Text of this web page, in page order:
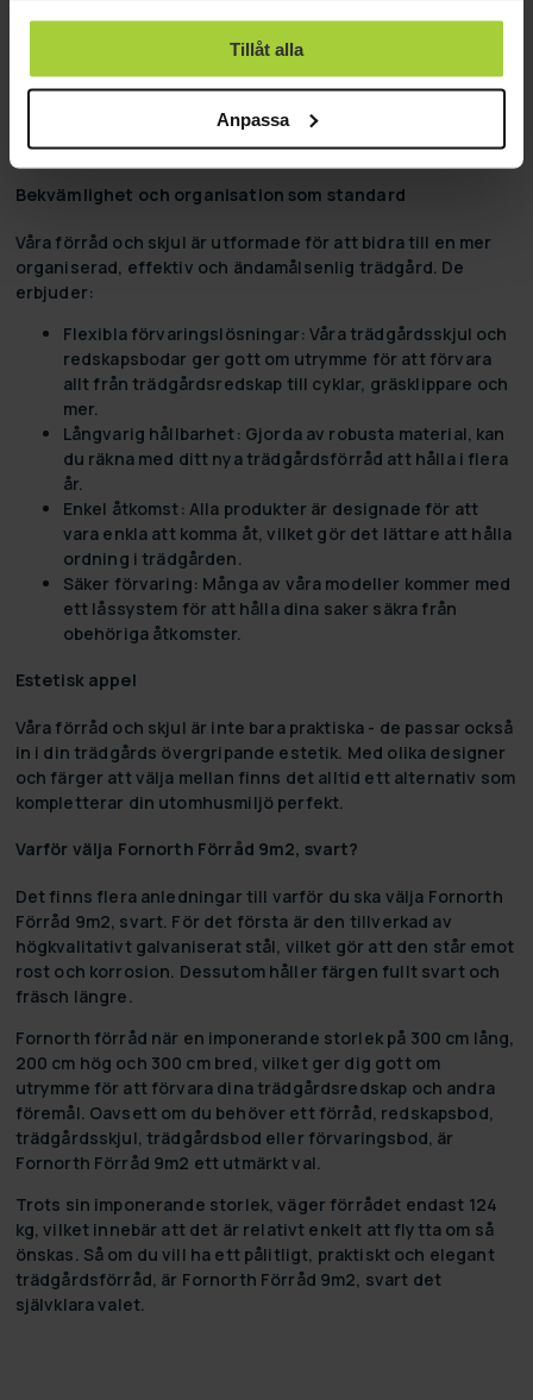
använt deras tjänster.
Tillåt alla
Anpassa
Med ett förråd eller en redskapsbod från vårt sortiment kan
du utnyttja din utomhusutrymme till fullo. Vare sig du
behöver trädgårdsbod, redskapsbod, trädgårdsförråd eller
förvaringsbod, vi erbjuder en rad olika stilar och storlekar
för att matcha alla ändamål och ästetiska behov.
Bekvämlighet och organisation som standard
Våra förråd och skjul är utformade för att bidra till en mer
organiserad, effektiv och ändamålsenlig trädgård. De
erbjuder:
Flexibla förvaringslösningar: Våra trädgårdsskjul och
redskapsbodar ger gott om utrymme för att förvara
allt från trädgårdsredskap till cyklar, gräsklippare och
mer.
Långvarig hållbarhet: Gjorda av robusta material, kan
du räkna med ditt nya trädgårdsförråd att hålla i flera
år.
Enkel åtkomst: Alla produkter är designade för att
vara enkla att komma åt, vilket gör det lättare att hålla
ordning i trädgården.
Säker förvaring: Många av våra modeller kommer med
ett låssystem för att hålla dina saker säkra från
obehöriga åtkomster.
Estetisk appel
Våra förråd och skjul är inte bara praktiska - de passar också
in i din trädgårds övergripande estetik. Med olika designer
och färger att välja mellan finns det alltid ett alternativ som
kompletterar din utomhusmiljö perfekt.
Varför välja Fornorth Förråd 9m2, svart?
Det finns flera anledningar till varför du ska välja Fornorth
Förråd 9m2, svart. För det första är den tillverkad av
högkvalitativt galvaniserat stål, vilket gör att den står emot
rost och korrosion. Dessutom håller färgen fullt svart och
fräsch längre.
Fornorth förråd när en imponerande storlek på 300 cm lång,
200 cm hög och 300 cm bred, vilket ger dig gott om
utrymme för att förvara dina trädgårdsredskap och andra
föremål. Oavsett om du behöver ett förråd, redskapsbod,
trädgårdsskjul, trädgårdsbod eller förvaringsbod, är
Fornorth Förråd 9m2 ett utmärkt val.
Trots sin imponerande storlek, väger förrådet endast 124
kg, vilket innebär att det är relativt enkelt att flytta om så
önskas. Så om du vill ha ett pålitligt, praktiskt och elegant
trädgårdsförråd, är Fornorth Förråd 9m2, svart det
självklara valet.